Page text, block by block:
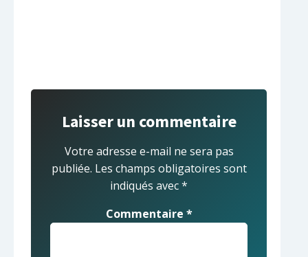
Laisser un commentaire
Votre adresse e-mail ne sera pas
publiée. Les champs obligatoires sont
indiqués avec*
Commentaire *